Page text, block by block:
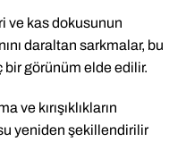
ve kas dokusunun
daraltan sarkmalar, bu
görünüm elde edilir.
ve kırışıklıkların
yeniden şekillendirilir